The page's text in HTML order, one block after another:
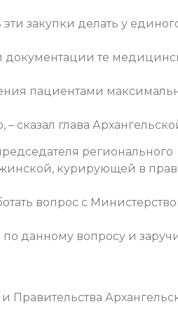
закупки делать у
документации те
пациентами
сказал глава
регионального
курирующей в
вопрос с
данному вопросу и
Правительства